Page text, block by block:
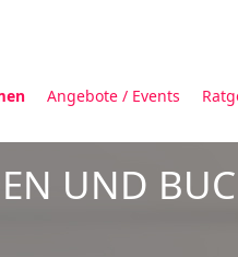
Angebote / Events
UND